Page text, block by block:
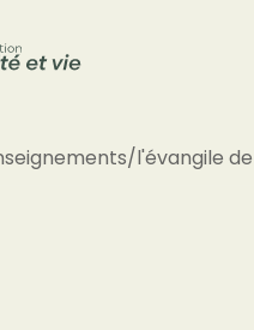
/l'évangile